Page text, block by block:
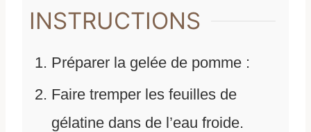
INSTRUCTIONS
Préparer la gelée de pomme :
Faire tremper les feuilles de
gélatine dans de l’eau froide.